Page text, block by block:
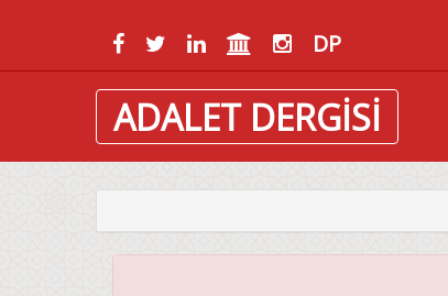
DP
ADALET DERGİSİ